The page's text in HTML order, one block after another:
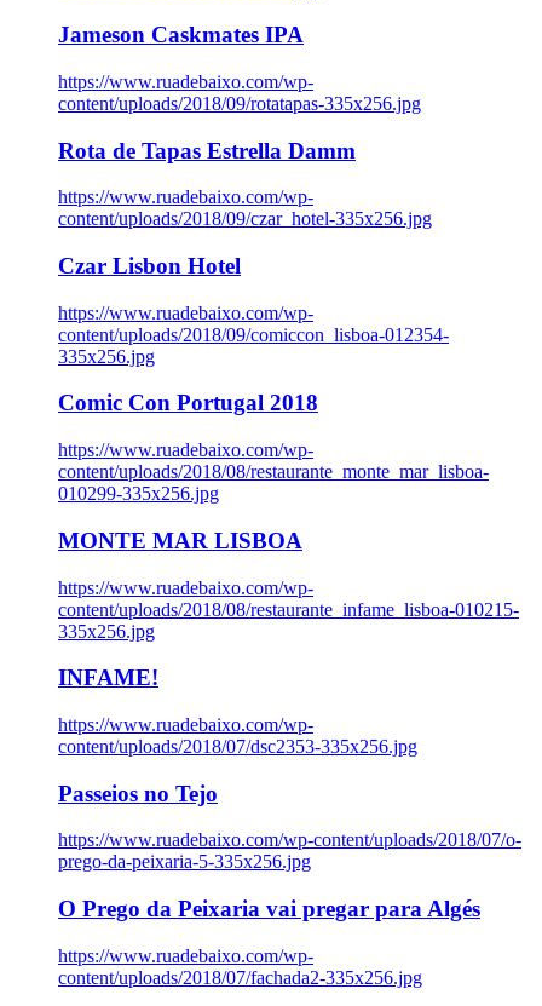
Jameson Caskmates IPA
https://www.ruadebaixo.com/wp-
content/uploads/2018/09/rotatapas-335x256.jpg
Rota de Tapas Estrella Damm
https://www.ruadebaixo.com/wp-
content/uploads/2018/09/czar_hotel-335x256.jpg
Czar Lisbon Hotel
https://www.ruadebaixo.com/wp-
content/uploads/2018/09/comiccon_lisboa-012354-
335x256.jpg
Comic Con Portugal 2018
https://www.ruadebaixo.com/wp-
content/uploads/2018/08/restaurante_monte_mar_lisboa-
010299-335x256.jpg
MONTE MAR LISBOA
https://www.ruadebaixo.com/wp-
content/uploads/2018/08/restaurante_infame_lisboa-010215-
335x256.jpg
INFAME!
https://www.ruadebaixo.com/wp-
content/uploads/2018/07/dsc2353-335x256.jpg
Passeios no Tejo
https://www.ruadebaixo.com/wp-content/uploads/2018/07/o-
prego-da-peixaria-5-335x256.jpg
O Prego da Peixaria vai pregar para Algés
https://www.ruadebaixo.com/wp-
content/uploads/2018/07/fachada2-335x256.jpg